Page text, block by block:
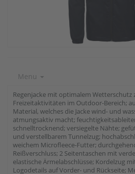
Menu
Regenjacke mit optimalem
Freizeitaktivitäten im Outdoor-Bereich;
Material, welches die Jacke wind- und
atmungsaktiv macht;
schnelltrocknend; versiegelte Nähte;
und verstellbarem Tunnelzug;
weichem Microfleece-Futter;
Reißverschluss; 2 Seitentaschen mit
elastische Ärmelabschlüsse; Kordelzug
Logodetails auf Vorder- und Rückseite;